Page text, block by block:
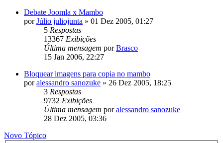
Debate Joomla x Mambo
porJúlio juliojunta » 01 Dez 2005, 01:27
5 Respostas
13367 Exibições
Última mensagem porBrasco
15 Jan 2006, 22:27
Bloquear imagens para copia no mambo
poralessandro sanozuke » 26 Dez 2005, 18:25
3 Respostas
9732 Exibições
Última mensagem poralessandro sanozuke
28 Dez 2005, 03:36
Novo Tópico